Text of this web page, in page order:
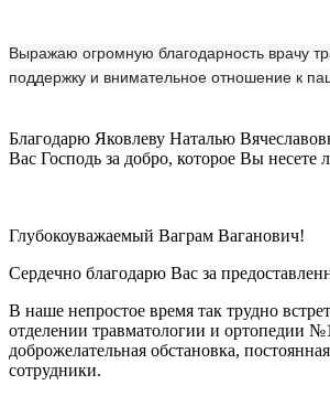
Выражаю огромную благодарность врачу
поддержку и внимательное отношение к
Благодарю Яковлеву Наталью
Вас Господь за добро, которое Вы
Глубокоуважаемый Ваграм Ваганович!
Сердечно благодарю Вас за
В наше непростое время так трудно
отделении травматологии и ортопедии
доброжелательная обстановка,
сотрудники.